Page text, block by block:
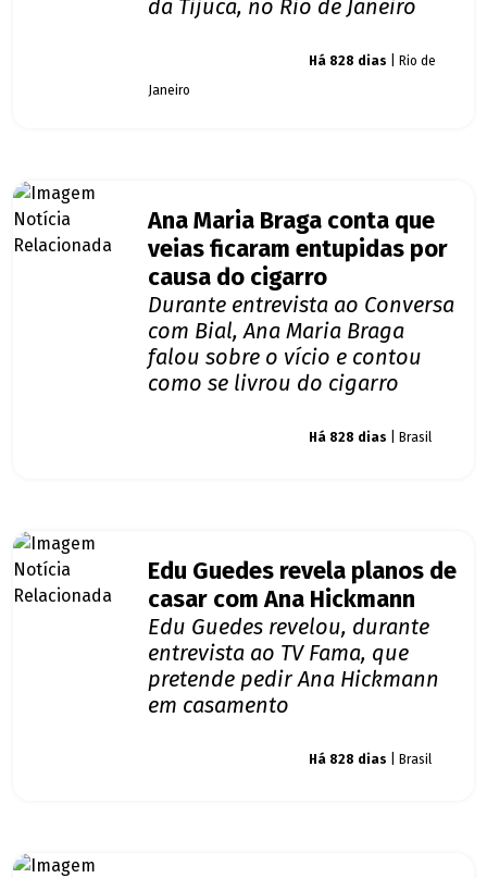
da Tijuca, no Rio de Janeiro
Há 828 dias | Rio de
Janeiro
Ana Maria Braga conta que
veias ficaram entupidas por
causa do cigarro
Durante entrevista ao Conversa
com Bial, Ana Maria Braga
falou sobre o vício e contou
como se livrou do cigarro
Há 828 dias | Brasil
Edu Guedes revela planos de
casar com Ana Hickmann
Edu Guedes revelou, durante
entrevista ao TV Fama, que
pretende pedir Ana Hickmann
em casamento
Há 828 dias | Brasil